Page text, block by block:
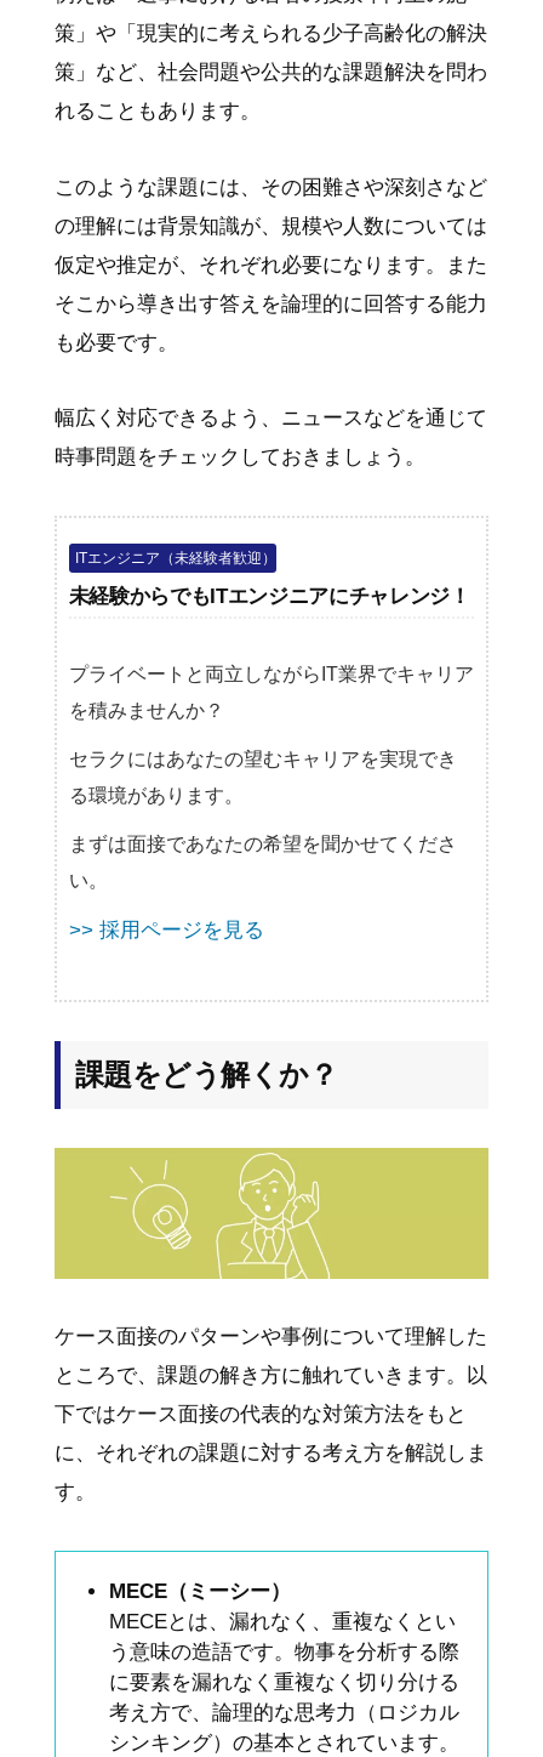
策」や「現実的に考えられる少子高齢化の解決
策」など、社会問題や公共的な課題解決を問わ
れることもあります。
このような課題には、その困難さや深刻さなど
の理解には背景知識が、規模や人数については
仮定や推定が、それぞれ必要になります。また
そこから導き出す答えを論理的に回答する能力
も必要です。
幅広く対応できるよう、ニュースなどを通じて
時事問題をチェックしておきましょう。
ITエンジニア（未経験者歓迎）
未経験からでもITエンジニアにチャレンジ！
プライベートと両立しながらIT業界でキャリア
を積みませんか？
セラクにはあなたの望むキャリアを実現でき
る環境があります。
まずは面接であなたの希望を聞かせてくださ
い。
>> 採用ページを見る
課題をどう解くか？
ケース面接のパターンや事例について理解した
ところで、課題の解き方に触れていきます。以
下ではケース面接の代表的な対策方法をもと
に、それぞれの課題に対する考え方を解説しま
す。
MECE（ミーシー）
MECEとは、漏れなく、重複なくとい
う意味の造語です。物事を分析する際
に要素を漏れなく重複なく切り分ける
考え方で、論理的な思考力（ロジカル
シンキング）の基本とされています。